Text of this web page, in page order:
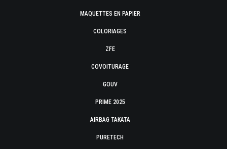
MAQUETTES EN PAPIER
COLORIAGES
ZFE
COVOITURAGE
GOUV
PRIME 2025
AIRBAG TAKATA
PURETECH